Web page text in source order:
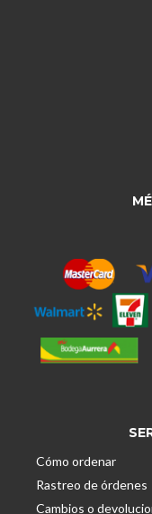
Cómo ordenar
Rastreo de órdenes
Cambios o